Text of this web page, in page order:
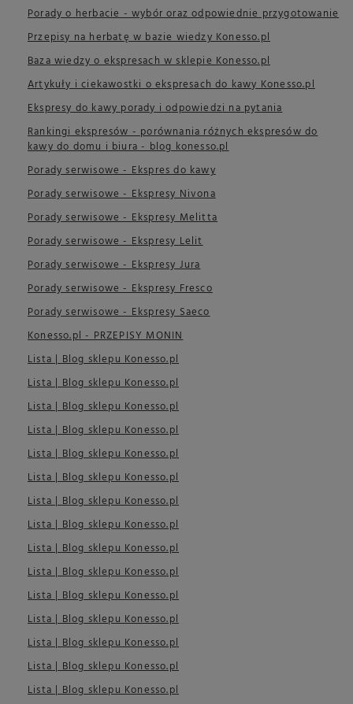
Porady o herbacie - wybór oraz odpowiednie przygotowanie
Przepisy na herbatę w bazie wiedzy Konesso.pl
Baza wiedzy o ekspresach w sklepie Konesso.pl
Artykuły i ciekawostki o ekspresach do kawy Konesso.pl
Ekspresy do kawy porady i odpowiedzi na pytania
Rankingi ekspresów - porównania różnych ekspresów do
kawy do domu i biura - blog konesso.pl
Porady serwisowe - Ekspres do kawy
Porady serwisowe - Ekspresy Nivona
Porady serwisowe - Ekspresy Melitta
Porady serwisowe - Ekspresy Lelit
Porady serwisowe - Ekspresy Jura
Porady serwisowe - Ekspresy Fresco
Porady serwisowe - Ekspresy Saeco
Konesso.pl - PRZEPISY MONIN
Lista | Blog sklepu Konesso.pl
Lista | Blog sklepu Konesso.pl
Lista | Blog sklepu Konesso.pl
Lista | Blog sklepu Konesso.pl
Lista | Blog sklepu Konesso.pl
Lista | Blog sklepu Konesso.pl
Lista | Blog sklepu Konesso.pl
Lista | Blog sklepu Konesso.pl
Lista | Blog sklepu Konesso.pl
Lista | Blog sklepu Konesso.pl
Lista | Blog sklepu Konesso.pl
Lista | Blog sklepu Konesso.pl
Lista | Blog sklepu Konesso.pl
Lista | Blog sklepu Konesso.pl
Lista | Blog sklepu Konesso.pl